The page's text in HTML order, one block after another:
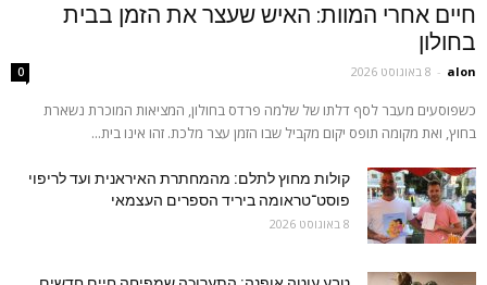
חיים אחרי המוות: האיש שעצר את הזמן בבית
בחולון
alon
- 8 באוגוסט 2026 0
כשפוסעים מעבר לסף דלתו של שלמה פרדס בחולון, המציאות המוכרת נשארת
בחוץ, ואת מקומה תופס יקום מקביל שבו הזמן עצר מלכת. זהו אינו בית...
קולות מחוץ לתלם: מהמחתרת האיראנית ועד לריפוי
פוסט־טראומה ביריד הספרים העצמאי
8 באוגוסט 2026